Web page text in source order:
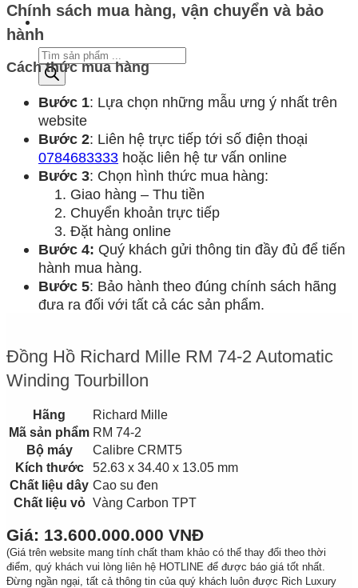
Tìm
kiếm
sản
phẩm
Chính sách mua hàng, vận chuyển và bảo
hành
Cách thức mua hàng
Bước 1: Lựa chọn những mẫu ưng ý nhất trên
website
Bước 2: Liên hệ trực tiếp tới số điện thoại
0784683333 hoặc liên hệ tư vấn online
Bước 3: Chọn hình thức mua hàng:
Giao hàng – Thu tiền
Chuyển khoản trực tiếp
Đặt hàng online
Bước 4: Quý khách gửi thông tin đầy đủ để tiến
hành mua hàng.
Bước 5: Bảo hành theo đúng chính sách hãng
đưa ra đối với tất cả các sản phẩm.
Đồng Hồ Richard Mille RM 74-2 Automatic
Winding Tourbillon
Hãng
Richard Mille
Mã sản phẩm RM 74-2
Bộ máy
Calibre CRMT5
Kích thước
52.63 x 34.40 x 13.05 mm
Chất liệu dây Cao su đen
Chất liệu vỏ Vàng Carbon TPT
Giá: 13.600.000.000 VNĐ
(Giá trên website mang tính chất tham khảo có thể thay đổi theo thời
điểm, quý khách vui lòng liên hệ HOTLINE để được báo giá tốt nhất.
Đừng ngần ngại, tất cả thông tin của quý khách luôn được Rich Luxury